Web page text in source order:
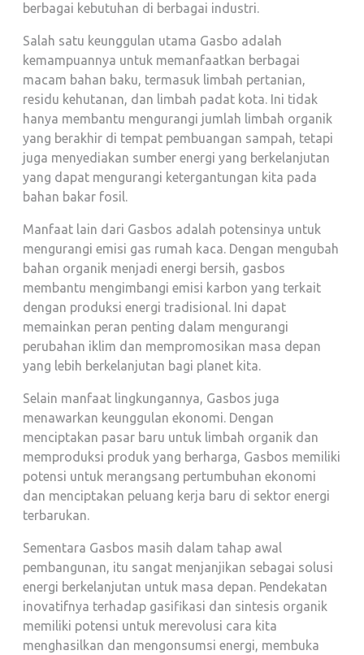
berbagai kebutuhan di berbagai industri.
Salah satu keunggulan utama Gasbo adalah
kemampuannya untuk memanfaatkan berbagai
macam bahan baku, termasuk limbah pertanian,
residu kehutanan, dan limbah padat kota. Ini tidak
hanya membantu mengurangi jumlah limbah organik
yang berakhir di tempat pembuangan sampah, tetapi
juga menyediakan sumber energi yang berkelanjutan
yang dapat mengurangi ketergantungan kita pada
bahan bakar fosil.
Manfaat lain dari Gasbos adalah potensinya untuk
mengurangi emisi gas rumah kaca. Dengan mengubah
bahan organik menjadi energi bersih, gasbos
membantu mengimbangi emisi karbon yang terkait
dengan produksi energi tradisional. Ini dapat
memainkan peran penting dalam mengurangi
perubahan iklim dan mempromosikan masa depan
yang lebih berkelanjutan bagi planet kita.
Selain manfaat lingkungannya, Gasbos juga
menawarkan keunggulan ekonomi. Dengan
menciptakan pasar baru untuk limbah organik dan
memproduksi produk yang berharga, Gasbos memiliki
potensi untuk merangsang pertumbuhan ekonomi
dan menciptakan peluang kerja baru di sektor energi
terbarukan.
Sementara Gasbos masih dalam tahap awal
pembangunan, itu sangat menjanjikan sebagai solusi
energi berkelanjutan untuk masa depan. Pendekatan
inovatifnya terhadap gasifikasi dan sintesis organik
memiliki potensi untuk merevolusi cara kita
menghasilkan dan mengonsumsi energi, membuka